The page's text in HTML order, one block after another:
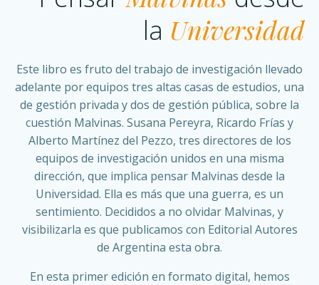
la Universidad
Este libro es fruto del trabajo de investigación llevado
adelante por equipos tres altas casas de estudios, una
de gestión privada y dos de gestión pública, sobre la
cuestión Malvinas. Susana Pereyra, Ricardo Frías y
Alberto Martínez del Pezzo, tres directores de los
equipos de investigación unidos en una misma
dirección, que implica pensar Malvinas desde la
Universidad. Ella es más que una guerra, es un
sentimiento. Decididos a no olvidar Malvinas, y
visibilizarla es que publicamos con Editorial Autores
de Argentina esta obra.
En esta primer edición en formato digital, hemos